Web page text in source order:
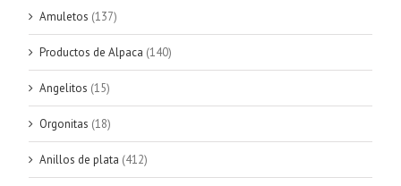
Amuletos (137)
Productos de Alpaca (140)
Angelitos (15)
Orgonitas (18)
Anillos de plata (412)